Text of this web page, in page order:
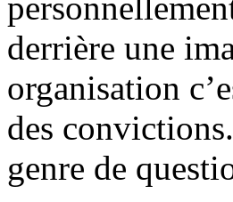
derrière une
organisation
des
genre de